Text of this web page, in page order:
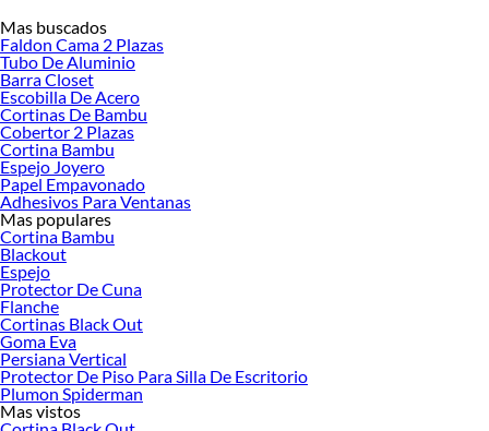
Desde remodelaciones hasta proyectos de decoración, estamos aquí para hacer
tus ideas realidad. ¡Visítanos y encuentra todo lo que tenemos para ofrecerte en
Decoración!
Explora la variedad de productos de Decoración en Sodimac
Herramientas, materiales y accesorios de calidad para tus proyectos y
renovación de espacios. ¡Visítanos y descubre todo lo que tenemos para
ofrecerte!
Encuentra una amplia variedad de productos de Decoración en Sodimac.
Encuentra todo lo necesario para tus proyectos de renovación y decoración.
¡Visítanos y haz tus ideas realidad!
Mas buscados
Faldon Cama 2 Plazas
Tubo De Aluminio
Barra Closet
Escobilla De Acero
Cortinas De Bambu
Cobertor 2 Plazas
Cortina Bambu
Espejo Joyero
Papel Empavonado
Adhesivos Para Ventanas
Mas populares
Cortina Bambu
Blackout
Espejo
Protector De Cuna
Flanche
Cortinas Black Out
Goma Eva
Persiana Vertical
Protector De Piso Para Silla De Escritorio
Plumon Spiderman
Mas vistos